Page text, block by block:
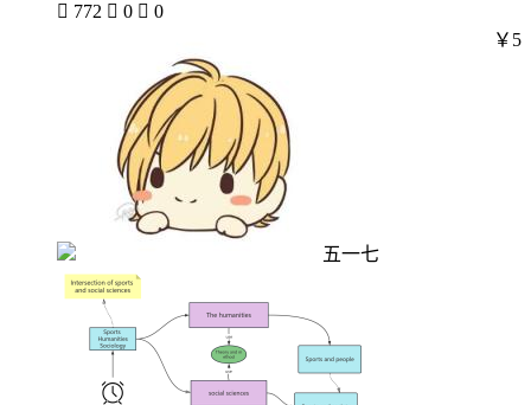
 772  0  0
五一七
￥5